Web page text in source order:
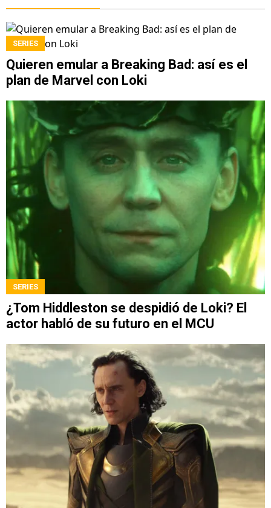
SERIES
Quieren emular a Breaking Bad: así es el
plan de Marvel con Loki
SERIES
¿Tom Hiddleston se despidió de Loki? El
actor habló de su futuro en el MCU